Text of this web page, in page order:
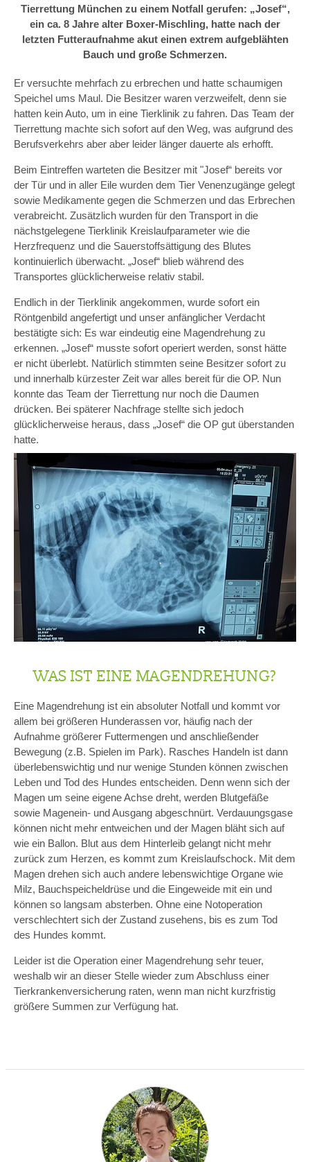
Tierrettung München zu einem Notfall gerufen: „Josef“,
ein ca. 8 Jahre alter Boxer-Mischling, hatte nach der
letzten Futteraufnahme akut einen extrem aufgeblähten
Bauch und große Schmerzen.
Er versuchte mehrfach zu erbrechen und hatte schaumigen
Speichel ums Maul. Die Besitzer waren verzweifelt, denn sie
hatten kein Auto, um in eine Tierklinik zu fahren. Das Team der
Tierrettung machte sich sofort auf den Weg, was aufgrund des
Berufsverkehrs aber aber leider länger dauerte als erhofft.
Beim Eintreffen warteten die Besitzer mit "Josef“ bereits vor
der Tür und in aller Eile wurden dem Tier Venenzugänge gelegt
sowie Medikamente gegen die Schmerzen und das Erbrechen
verabreicht. Zusätzlich wurden für den Transport in die
nächstgelegene Tierklinik Kreislaufparameter wie die
Herzfrequenz und die Sauerstoffsättigung des Blutes
kontinuierlich überwacht. „Josef“ blieb während des
Transportes glücklicherweise relativ stabil.
Endlich in der Tierklinik angekommen, wurde sofort ein
Röntgenbild angefertigt und unser anfänglicher Verdacht
bestätigte sich: Es war eindeutig eine Magendrehung zu
erkennen. „Josef“ musste sofort operiert werden, sonst hätte
er nicht überlebt. Natürlich stimmten seine Besitzer sofort zu
und innerhalb kürzester Zeit war alles bereit für die OP. Nun
konnte das Team der Tierrettung nur noch die Daumen
drücken. Bei späterer Nachfrage stellte sich jedoch
glücklicherweise heraus, dass „Josef“ die OP gut überstanden
hatte.
WAS IST EINE MAGENDREHUNG?
Eine Magendrehung ist ein absoluter Notfall und kommt vor
allem bei größeren Hunderassen vor, häufig nach der
Aufnahme größerer Futtermengen und anschließender
Bewegung (z.B. Spielen im Park). Rasches Handeln ist dann
überlebenswichtig und nur wenige Stunden können zwischen
Leben und Tod des Hundes entscheiden. Denn wenn sich der
Magen um seine eigene Achse dreht, werden Blutgefäße
sowie Magenein- und Ausgang abgeschnürt. Verdauungsgase
können nicht mehr entweichen und der Magen bläht sich auf
wie ein Ballon. Blut aus dem Hinterleib gelangt nicht mehr
zurück zum Herzen, es kommt zum Kreislaufschock. Mit dem
Magen drehen sich auch andere lebenswichtige Organe wie
Milz, Bauchspeicheldrüse und die Eingeweide mit ein und
können so langsam absterben. Ohne eine Notoperation
verschlechtert sich der Zustand zusehens, bis es zum Tod
des Hundes kommt.
Leider ist die Operation einer Magendrehung sehr teuer,
weshalb wir an dieser Stelle wieder zum Abschluss einer
Tierkrankenversicherung raten, wenn man nicht kurzfristig
größere Summen zur Verfügung hat.